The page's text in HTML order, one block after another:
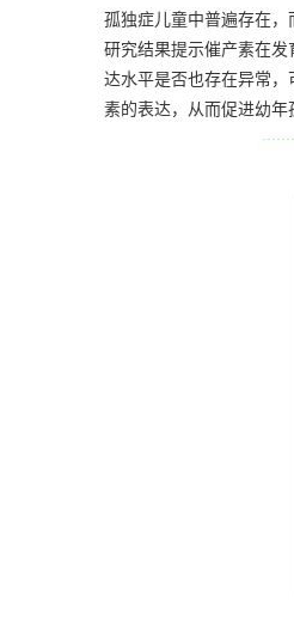
孤独症儿童中普遍存在
研究结果提示催产素在
达水平是否也存在异常
素的表达，从而促进幼年